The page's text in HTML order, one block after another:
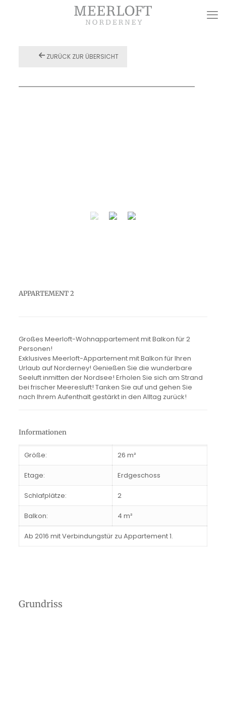
ZURÜCK ZUR ÜBERSICHT
APPARTEMENT 2
Großes Meerloft-Wohnappartement mit Balkon für 2
Personen!
Exklusives Meerloft-Appartement mit Balkon für Ihren
Urlaub auf Norderney! Genießen Sie die wunderbare
Seeluft inmitten der Nordsee! Erholen Sie sich am Strand
bei frischer Meeresluft! Tanken Sie auf und gehen Sie
nach Ihrem Aufenthalt gestärkt in den Alltag zurück!
Informationen
Größe: 26 m²
Etage: Erdgeschoss
Schlafplätze: 2
Balkon: 4 m²
Ab 2016 mit Verbindungstür zu Appartement 1.
Grundriss